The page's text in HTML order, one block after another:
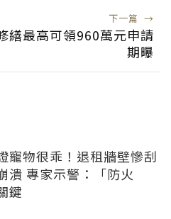
下一篇 →
繕最高可領960萬元申請
期曝
寵物很乖！退租牆壁慘刮
潰 專家示警：「防火
鍵